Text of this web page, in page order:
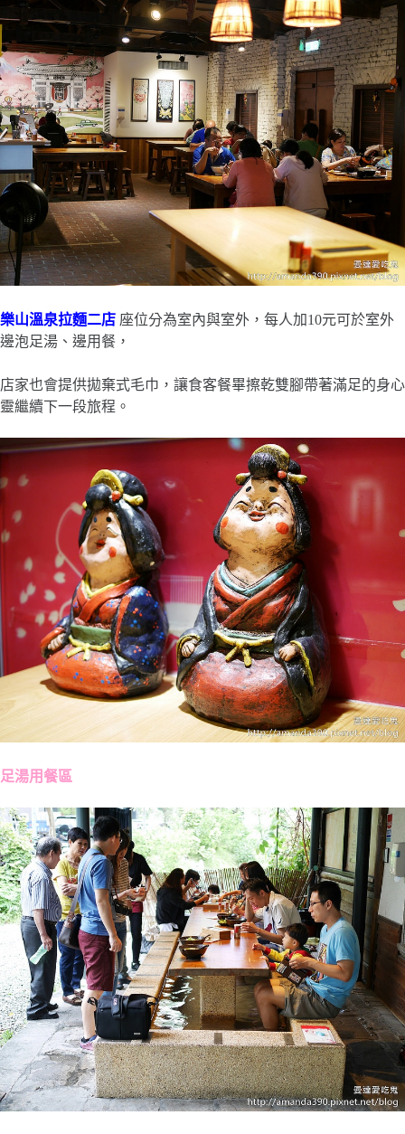
樂山溫泉拉麵二店 座位分為室內與室外，每人加10元可於室外
邊泡足湯、邊用餐，
店家也會提供拋棄式毛巾，讓食客餐畢擦乾雙腳帶著滿足的身心
靈繼續下一段旅程。
足湯用餐區